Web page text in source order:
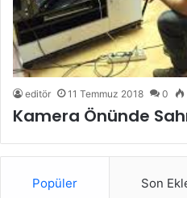
editör 11 Temmuz 2018 0
Kamera Önünde
Popüler Son